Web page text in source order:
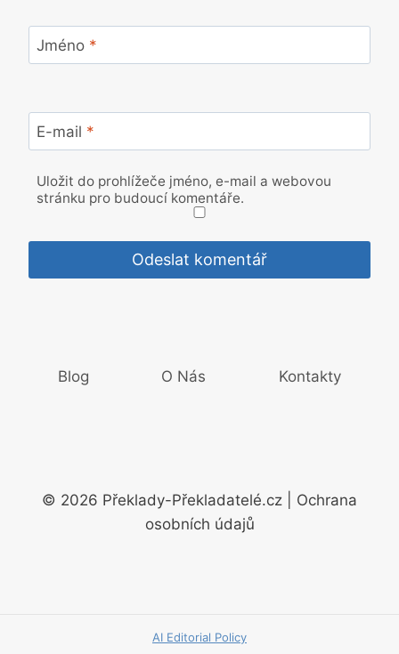
Jméno *
E-mail *
Uložit do prohlížeče jméno, e-mail a webovou
stránku pro budoucí komentáře.
Blog O Nás Kontakty
© 2026 Překlady-Překladatelé.cz | Ochrana
osobních údajů
AI Editorial Policy